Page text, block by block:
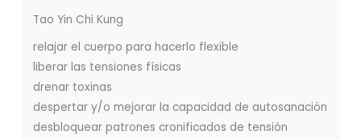
Tao Yin Chi Kung
relajar el cuerpo para hacerlo flexible
liberar las tensiones físicas
drenar toxinas
despertar y/o mejorar la capacidad de autosanación
desbloquear patrones cronificados de tensión